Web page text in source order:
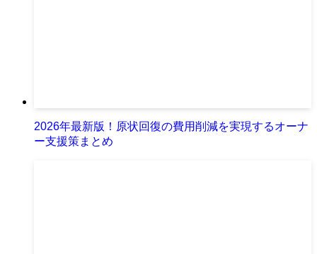
2026年最新版！原状回復の費用削減を実現するオーナ
ー支援策まとめ